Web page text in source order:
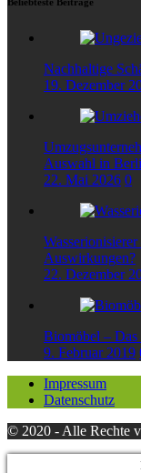
Nachhaltige
19. Dezember
Auswahl in
22. Mai 2026 0
Auswirkungen?
22. Dezember
Biomöbel – Das
9. Februar 2019
Impressum
Datenschutz
© 2020 - Alle Rechte